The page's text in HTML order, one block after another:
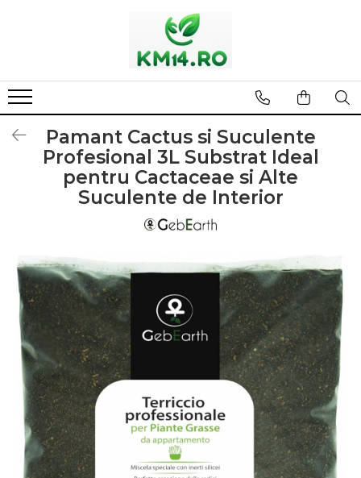
Pamant Cactus si Suculente
Profesional 3L Substrat Ideal
pentru Cactaceae si Alte
Suculente de Interior